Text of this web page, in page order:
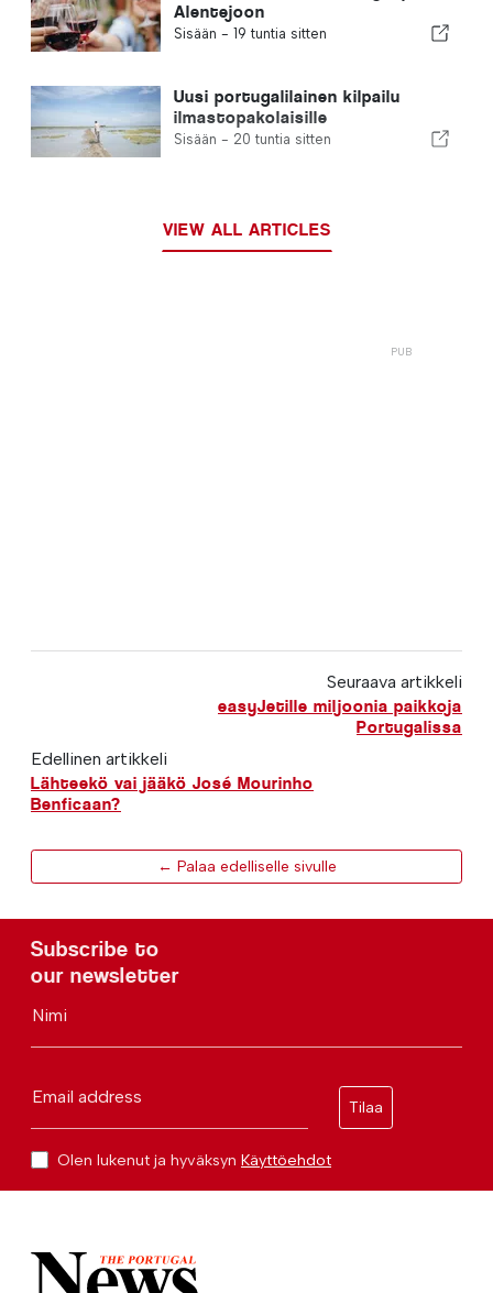
Alentejoon
Sisään - 19 tuntia sitten
Uusi portugalilainen kilpailu
ilmastopakolaisille
Sisään - 20 tuntia sitten
VIEW ALL ARTICLES
Seuraava artikkeli
easyJetille miljoonia paikkoja
Portugalissa
Edellinen artikkeli
Lähteekö vai jääkö José Mourinho
Benficaan?
← Palaa edelliselle sivulle
Subscribe to
our newsletter
Nimi
Email address
Tilaa
Olen lukenut ja hyväksyn Käyttöehdot